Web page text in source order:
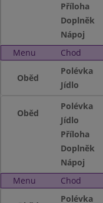
Příloha
Doplněk
Nápoj
Menu
Chod
Oběd
Polévka
Jídlo
Oběd
Polévka
Jídlo
Příloha
Doplněk
Nápoj
Menu
Chod
Polévka